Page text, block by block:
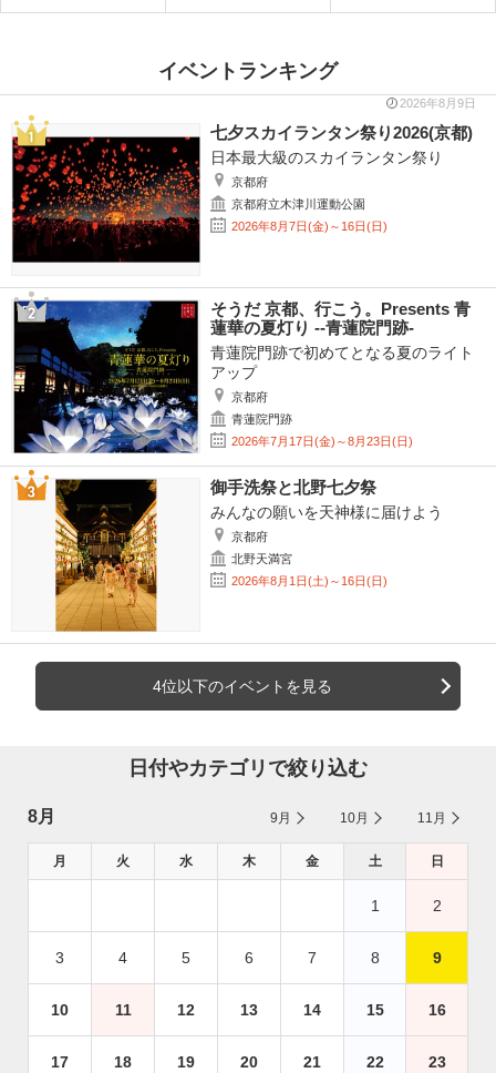
イベントランキング
2026年8月9日
七夕スカイランタン祭り2026(京都)
日本最大級のスカイランタン祭り
京都府
京都府立木津川運動公園
2026年8月7日(金)～16日(日)
そうだ 京都、行こう。Presents 青
蓮華の夏灯り --青蓮院門跡-
青蓮院門跡で初めてとなる夏のライト
アップ
京都府
青蓮院門跡
2026年7月17日(金)～8月23日(日)
御手洗祭と北野七夕祭
みんなの願いを天神様に届けよう
京都府
北野天満宮
2026年8月1日(土)～16日(日)
4位以下のイベントを見る
日付やカテゴリで絞り込む
8月 9月 10月 11月
月 火 水 木 金 土 日
1 2
3 4 5 6 7 8 9
10 11 12 13 14 15 16
17 18 19 20 21 22 23